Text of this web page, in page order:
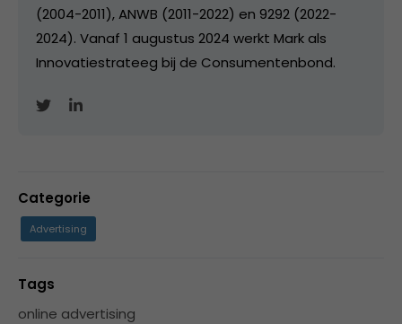
(2004-2011), ANWB (2011-2022) en 9292 (2022-
2024). Vanaf 1 augustus 2024 werkt Mark als
Innovatiestrateeg bij de Consumentenbond.
Categorie
Advertising
Tags
online advertising